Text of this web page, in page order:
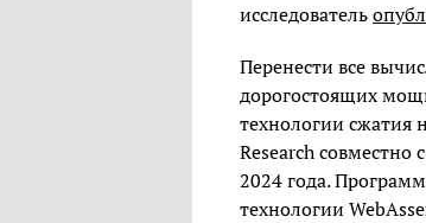
исследователь
Перенести все
дорогостоящих
технологии сжатия
Research совместно
2024 года.
технологии